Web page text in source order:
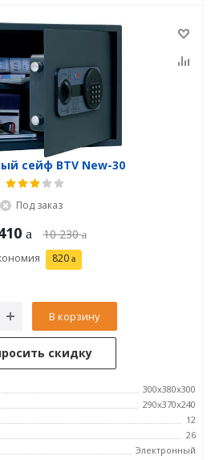
сейф BTV New-30
Под заказ
10 230
820
В корзину
скидку
300x380x300
290x370x240
12
26
Электронный